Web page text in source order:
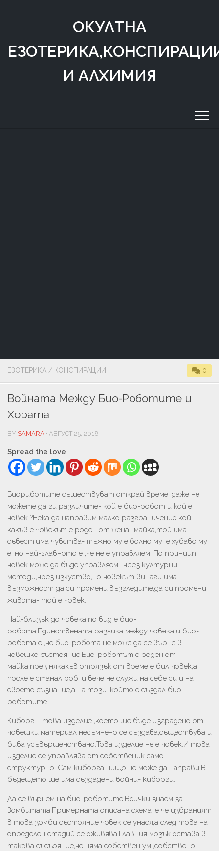
ОКУЛТНА
И АЛХИМИЯ
ЕЗОТЕРИКА / КОНСПИРАЦИИ 0
Войната Между Био-Роботите и
Хората
BY SAMARA · АВГУСТ 25, 2018
Spread the love
Биориботите съществуват открай време ,даже не
можете да ги различите- кой е био-робот и кой е
човек ?Нека да направим малко разграничение кой
какъв е.Човекът е роден от жена -майка,той има
съвест,има чувства- тъжно му е,болно му е,хубаво му
е ,но най-главното е ,че не е управляем !По принцип
човек може да бъде управляем- чрез културни
методи,чрез изкуство,но човекът винаги има
възможност да си промени възгледите,да си промени
живота- той е човек.
Най-близък до човека по вид е био-
робота.Единствената разлика между човека и био-
робота е ,че био-робота не може да се върне в
човешко състояние.Био-роботът е роден от
майка,през някакъв отрязък от време е бил човек,а
после е станал роб, и вече не служи на себе си и на
своето съзнание,а на този ,който е създал био-
роботите.
Киборг – това изделие ,което ще бъде изградено от
човешки материал несъмнено се създава,съществува и
бива усъвършенствано.Това изделие не е човек.И това
изделие се управлява от собственик само
структурно. Сам киборга нищо не може да направи.В
бъдещето ще има създадени войни- киборги.
Да се върнем на био-роботите.Всички знаем за
Зомбитата.Примерната описана схема ,е че избраният
в това зомби състояние човек се унася,а след това на
определен стадий се оживява.Главния мозък остава в
такова съсъояние,че няма собствен ум ,собствено